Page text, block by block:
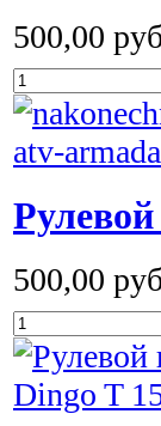
500,00
500,00